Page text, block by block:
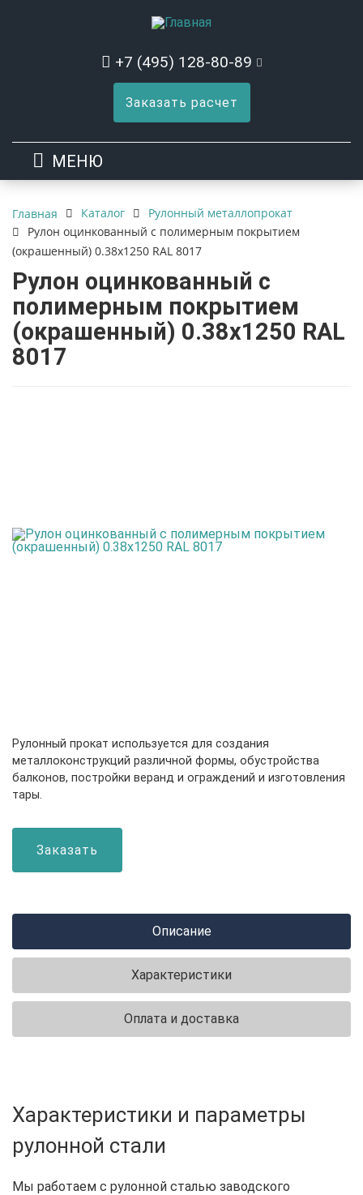
+7 (495) 128-80-89
Заказать расчет
МЕНЮ
Главная Каталог
Рулонный металлопрокат
Рулон оцинкованный с полимерным покрытием
(окрашенный) 0.38x1250 RAL 8017
Рулон оцинкованный с
полимерным покрытием
(окрашенный) 0.38x1250 RAL
8017
Рулонный прокат используется для создания
металлоконструкций различной формы, обустройства
балконов, постройки веранд и ограждений и изготовления
тары.
Заказать
Описание
Характеристики
Оплата и доставка
Характеристики и параметры
рулонной стали
Мы работаем с рулонной сталью заводского